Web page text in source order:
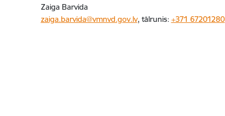
Zaiga Barvida
zaiga.barvida@vmnvd.gov.lv, tālrunis: +371 67201280